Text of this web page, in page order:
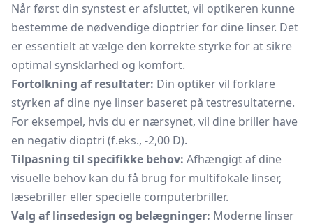
Når først din synstest er afsluttet, vil optikeren kunne
bestemme de nødvendige dioptrier for dine linser. Det
er essentielt at vælge den korrekte styrke for at sikre
optimal synsklarhed og komfort.
Fortolkning af resultater: Din optiker vil forklare
styrken af dine nye linser baseret på testresultaterne.
For eksempel, hvis du er nærsynet, vil dine briller have
en negativ dioptri (f.eks., -2,00 D).
Tilpasning til specifikke behov: Afhængigt af dine
visuelle behov kan du få brug for multifokale linser,
læsebriller eller specielle computerbriller.
Valg af linsedesign og belægninger: Moderne linser